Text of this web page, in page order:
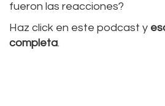
fueron las reacciones?
Haz click en este podcast y
completa.